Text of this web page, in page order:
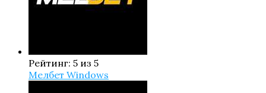
Рейтинг: 5 из 5
Мелбет Windows